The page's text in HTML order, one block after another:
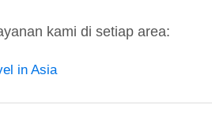
kami di setiap area:
in Asia